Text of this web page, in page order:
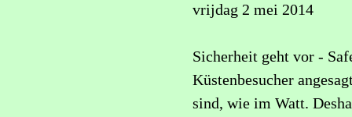
vrijdag 2 mei 2014
Sicherheit geht vor -
Küstenbesucher
sind, wie im Watt.